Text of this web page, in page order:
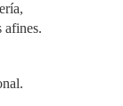
afines.